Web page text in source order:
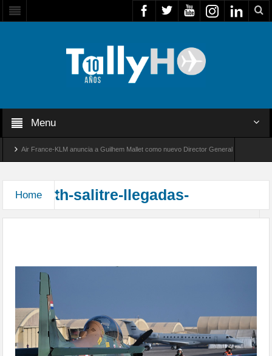
Menu
Air France-KLM anuncia a Guilhem Mallet como nuevo Director General para América
Home th-salitre-llegadas-
delegaciones-42